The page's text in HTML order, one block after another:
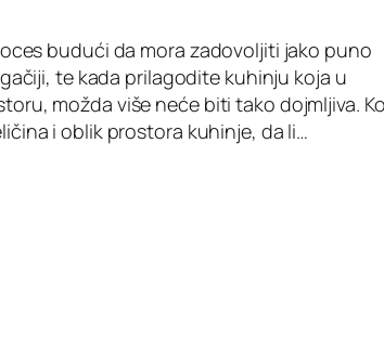
budući da mora zadovoljiti jako puno
te kada prilagodite kuhinju koja u
možda više neće biti tako dojmljiva.
i oblik prostora kuhinje, da li…